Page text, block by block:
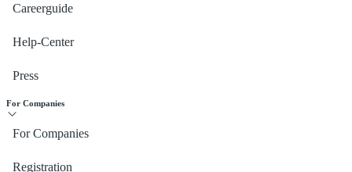
Careerguide
Help-Center
Press
For Companies
For Companies
Registration